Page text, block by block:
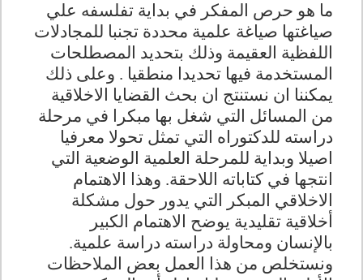
ما هو حرص المفكر في بداية تفلسفه علي
صياغتها صياغة علمية محددة تجنبا للمجادلات
اللفظية العقيمة وذلك بتحديد المصطلحات
المستخدمة فيها تحديدا منطقيا . وعلى ذلك
يمكننا ان نستنتج ان بحث القضايا الاخلاقية
من المسائل التي شغل بها مبكرا في مرحلة
دراسته للدكتوراه التي تمثل تحولا معرفيا
اصيلا وبداية للمرحلة العلمية الوضعية التي
انتجها في كتاباته اللاحقة. وهذا الاهتمام
الاخلاقي المبكر التي يدور حول مشكلة
أخلاقية تقليدية يوضح الاهتمام الكبير
بالإنسان ومحاولة دراسته دراسة علمية.
ونستخلص من هذا العمل بعض الملاحظات